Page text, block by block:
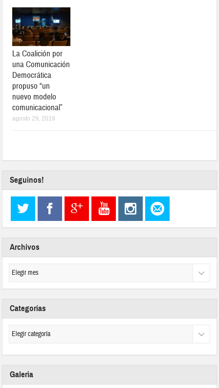
La Coalición por
una Comunicación
Democrática
propuso “un
nuevo modelo
comunicacional”
agosto 29, 2019
Seguinos!
Archivos
Categorías
Galeria